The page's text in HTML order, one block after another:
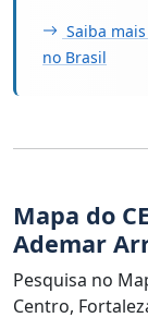
Saiba
no Brasil
Mapa do
Ademar
Pesquisa no
Centro,